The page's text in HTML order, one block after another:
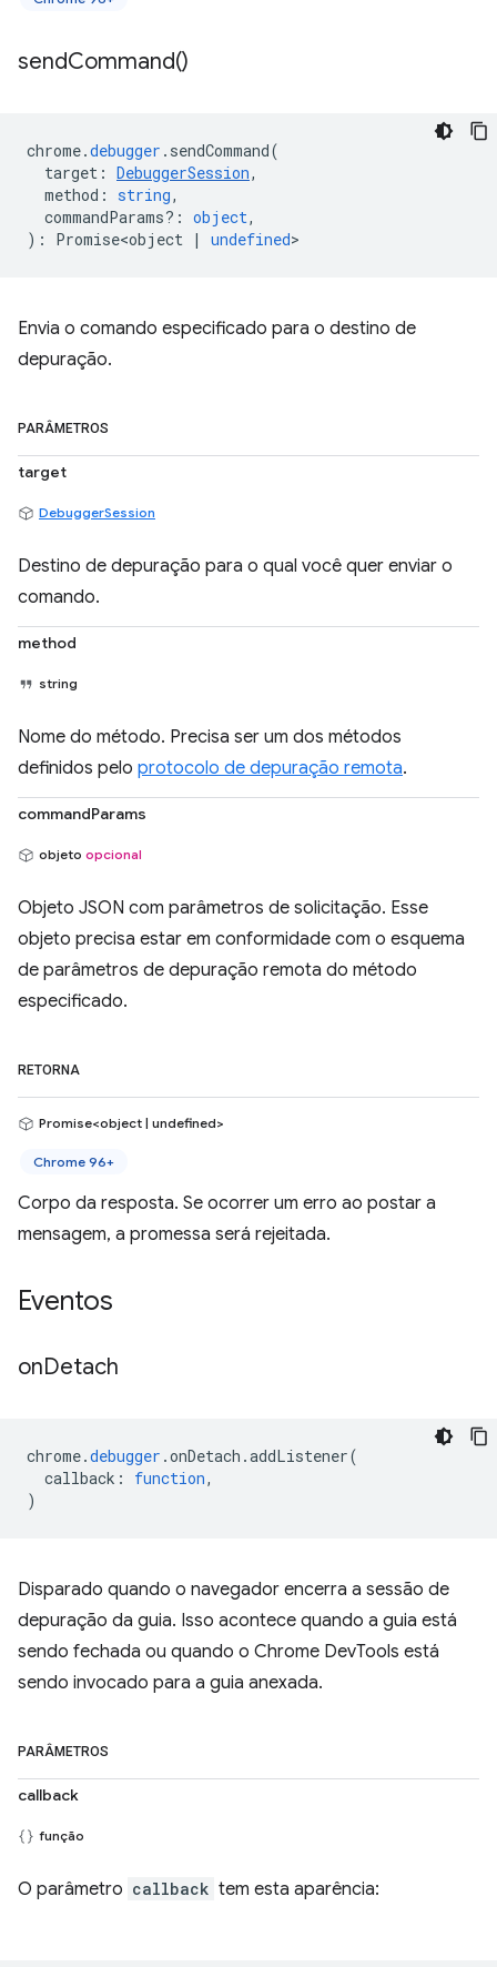
sendCommand()
chrome.debugger . sendCommand(
target : DebuggerSession,
method : string,
commandParams? : object,
) : Promise<object | undefined>
Envia o comando especificado para o destino de
depuração.
PARÂMETROS
target
DebuggerSession
Destino de depuração para o qual você quer enviar o
comando.
method
string
Nome do método. Precisa ser um dos métodos
definidos pelo protocolo de depuração remota.
commandParams
objeto opcional
Objeto JSON com parâmetros de solicitação. Esse
objeto precisa estar em conformidade com o esquema
de parâmetros de depuração remota do método
especificado.
RETORNA
Promise<object | undefined>
Chrome 96+
Corpo da resposta. Se ocorrer um erro ao postar a
mensagem, a promessa será rejeitada.
Eventos
onDetach
chrome.debugger .onDetach .addListener(
callback : function,
)
Disparado quando o navegador encerra a sessão de
depuração da guia. Isso acontece quando a guia está
sendo fechada ou quando o Chrome DevTools está
sendo invocado para a guia anexada.
PARÂMETROS
callback
função
O parâmetro callback tem esta aparência: